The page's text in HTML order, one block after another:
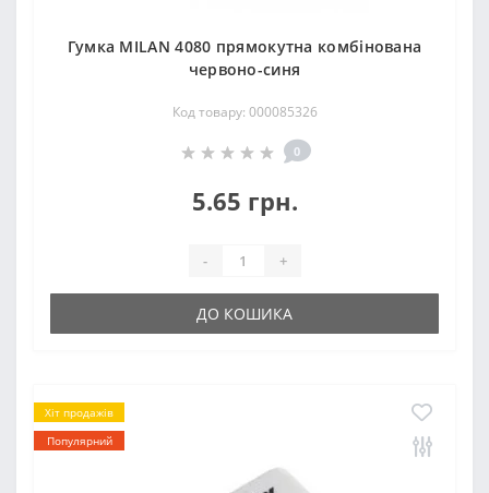
Гумка MILAN 4080 прямокутна комбінована
червоно-синя
Код товару: 000085326
0
5.65 грн.
- +
ДО КОШИКА
Хіт продажів
Популярний